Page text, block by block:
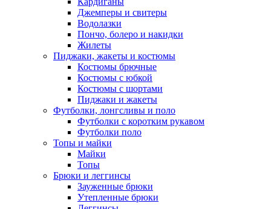
Джемперы и свитеры
Водолазки
Пончо, болеро и накидки
Жилеты
Пиджаки, жакеты и костюмы
Костюмы брючные
Костюмы с юбкой
Костюмы с шортами
Пиджаки и жакеты
Футболки, лонгсливы и поло
Футболки с коротким рукавом
Футболки поло
Топы и майки
Майки
Топы
Брюки и леггинсы
Зауженные брюки
Утепленные брюки